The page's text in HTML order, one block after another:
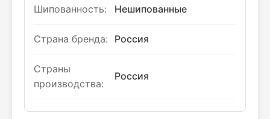
Шипованность: Нешипованные
Страна бренда: Россия
Страны
производства:
Россия